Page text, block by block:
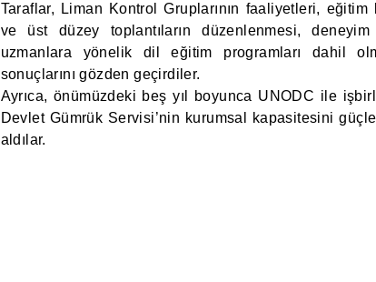
Taraflar, Liman Kontrol Gruplarının faaliyetleri,
ve üst düzey toplantıların düzenlenmesi, deneyim
uzmanlara yönelik dil eğitim programları dahil
sonuçlarını gözden geçirdiler.
Ayrıca, önümüzdeki beş yıl boyunca UNODC ile
Devlet Gümrük Servisi’nin kurumsal kapasitesini
aldılar.